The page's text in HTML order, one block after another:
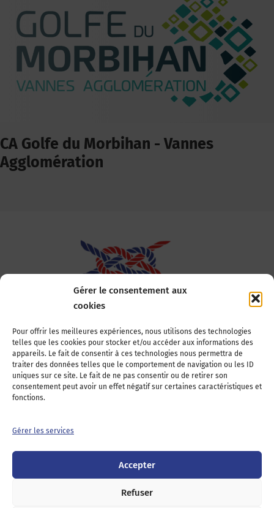
Gérer le consentement aux
cookies
Pour offrir les meilleures expériences, nous utilisons des technologies
telles que les cookies pour stocker et/ou accéder aux informations des
appareils. Le fait de consentir à ces technologies nous permettra de
traiter des données telles que le comportement de navigation ou les ID
uniques sur ce site. Le fait de ne pas consentir ou de retirer son
consentement peut avoir un effet négatif sur certaines caractéristiques et
fonctions.
Gérer les services
Accepter
Refuser
CA Golfe du Morbihan - Vannes
Agglomération
Association Nationale des Elus des Littoraux
22, boulevard de la Tour-Maubourg
75007 Paris
Tél : 01 44 11 11 70
E-mail : anel-secretariat@anel.asso.fr
Devenez adhérents
Twitter